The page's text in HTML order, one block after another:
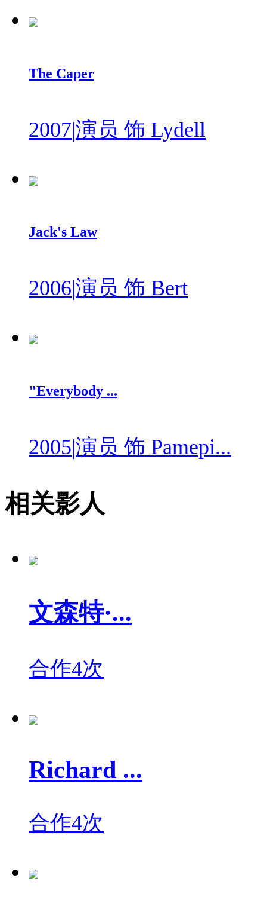
The Caper
2007|演员 饰 Lydell
Jack's Law
2006|演员 饰 Bert
"Everybody ...
2005|演员 饰 Pamepi...
相关影人
文森特·...
合作4次
Richard ...
合作4次